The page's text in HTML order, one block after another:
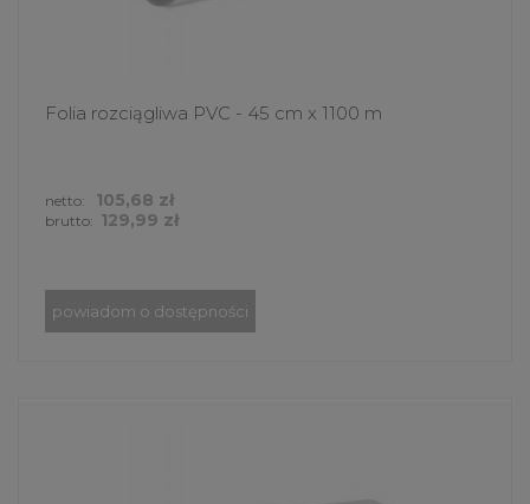
Folia rozciągliwa PVC - 45 cm x 1100 m
brutto: 129,99 zł
netto: 105,68 zł
powiadom o dostępności